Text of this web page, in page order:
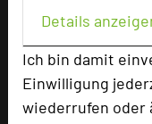
Details
Ich bin damit
Einwilligung
wiederrufen oder
Tagungsleiter